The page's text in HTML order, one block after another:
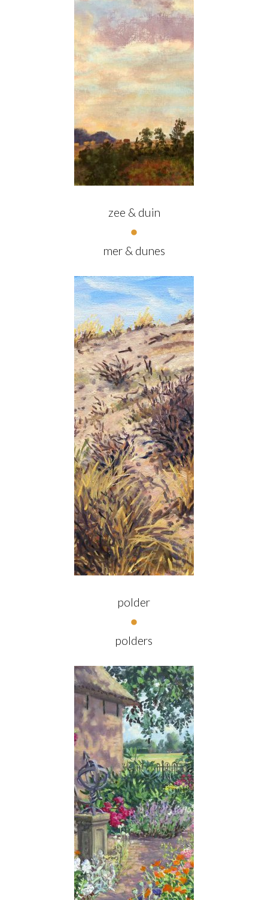
zee & duin
mer & dunes
polder
polders